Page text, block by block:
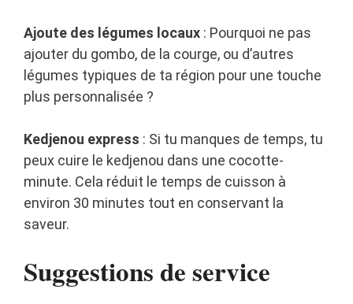
Ajoute des légumes locaux : Pourquoi ne pas
ajouter du gombo, de la courge, ou d’autres
légumes typiques de ta région pour une touche
plus personnalisée ?
Kedjenou express : Si tu manques de temps, tu
peux cuire le kedjenou dans une cocotte-
minute. Cela réduit le temps de cuisson à
environ 30 minutes tout en conservant la
saveur.
Suggestions de service